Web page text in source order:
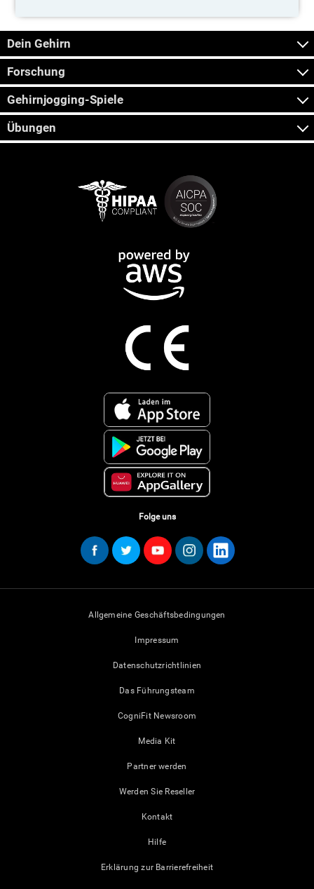
Dein Gehirn
Forschung
Gehirnjogging-Spiele
Übungen
Folge uns
Allgemeine Geschäftsbedingungen
Impressum
Datenschutzrichtlinien
Das Führungsteam
CogniFit Newsroom
Media Kit
Partner werden
Werden Sie Reseller
Kontakt
Hilfe
Erklärung zur Barrierefreiheit